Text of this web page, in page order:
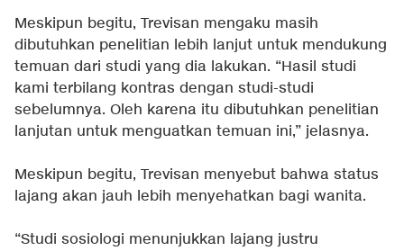
Meskipun begitu, Trevisan mengaku masih
dibutuhkan penelitian lebih lanjut untuk mendukung
temuan dari studi yang dia lakukan. “Hasil studi
kami terbilang kontras dengan studi-studi
sebelumnya. Oleh karena itu dibutuhkan penelitian
lanjutan untuk menguatkan temuan ini,” jelasnya.
Meskipun begitu, Trevisan menyebut bahwa status
lajang akan jauh lebih menyehatkan bagi wanita.
“Studi sosiologi menunjukkan lajang justru